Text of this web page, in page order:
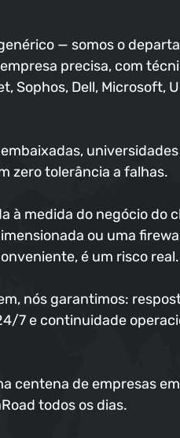
— somos o
precisa, com
Sophos, Dell, Microsoft,
zero tolerância a falhas.
à medida do negócio do
ou uma
é um risco real.
nós garantimos:
7 e continuidade
centena de empresas em
todos os dias.